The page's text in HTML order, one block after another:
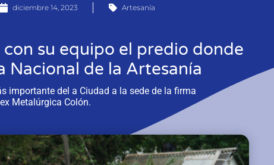
diciembre 14, 2023 Artesanía
su equipo el predio donde
Nacional de la Artesanía
importante del a Ciudad a la sede de la firma
ex Metalúrgica Colón.